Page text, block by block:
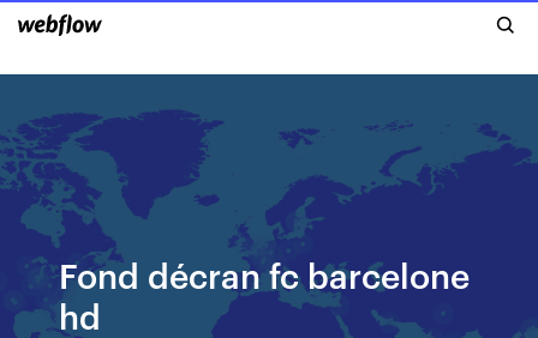
Fond décran fc barcelone
hd